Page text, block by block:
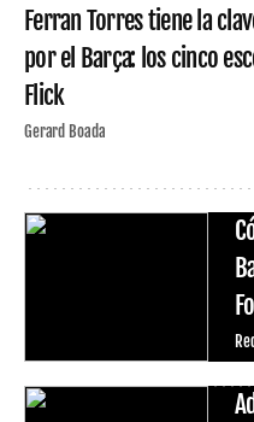
Ferran Torres tiene la
por el Barça: los cinco
Flick
Gerard Boada